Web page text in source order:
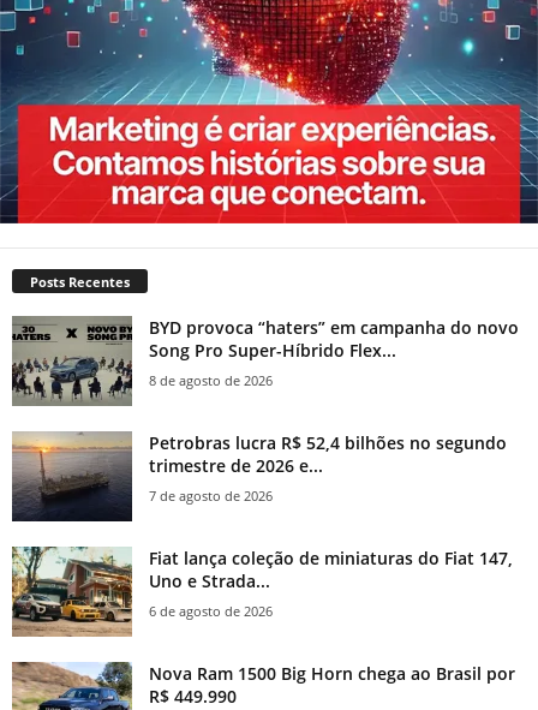
Posts Recentes
BYD provoca “haters” em campanha do novo
Song Pro Super-Híbrido Flex...
8 de agosto de 2026
Petrobras lucra R$ 52,4 bilhões no segundo
trimestre de 2026 e...
7 de agosto de 2026
Fiat lança coleção de miniaturas do Fiat 147,
Uno e Strada...
6 de agosto de 2026
Nova Ram 1500 Big Horn chega ao Brasil por
R$ 449.990